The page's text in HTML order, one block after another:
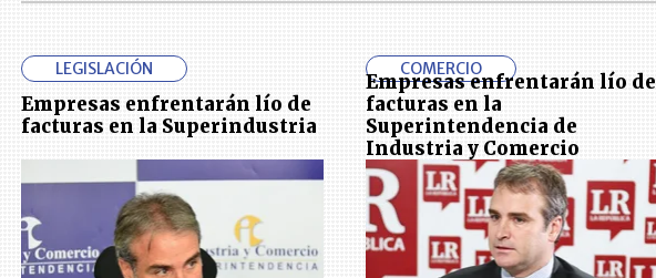
LEGISLACIÓN
Empresas enfrentarán lío de
facturas en la Superindustria
COMERCIO
Empresas enfrentarán lío de
facturas en la
Superintendencia de
Industria y Comercio